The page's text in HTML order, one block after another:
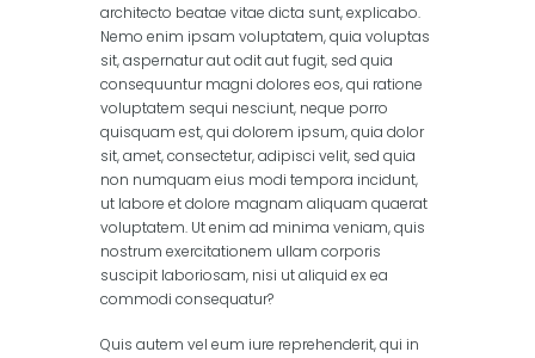
architecto beatae vitae dicta sunt, explicabo.
Nemo enim ipsam voluptatem, quia voluptas
sit, aspernatur aut odit aut fugit, sed quia
consequuntur magni dolores eos, qui ratione
voluptatem sequi nesciunt, neque porro
quisquam est, qui dolorem ipsum, quia dolor
sit, amet, consectetur, adipisci velit, sed quia
non numquam eius modi tempora incidunt,
ut labore et dolore magnam aliquam quaerat
voluptatem. Ut enim ad minima veniam, quis
nostrum exercitationem ullam corporis
suscipit laboriosam, nisi ut aliquid ex ea
commodi consequatur?
Quis autem vel eum iure reprehenderit, qui in